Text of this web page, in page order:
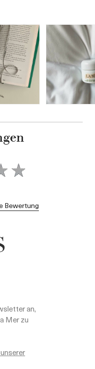
Bewertung
an,
Mer zu